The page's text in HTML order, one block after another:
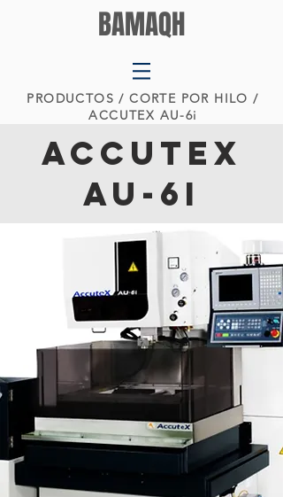
BAMAQH
ACCUTEX
AU-6i
PRODUCTOS /CORTE POR HILO /
ACCUTEX AU-6i